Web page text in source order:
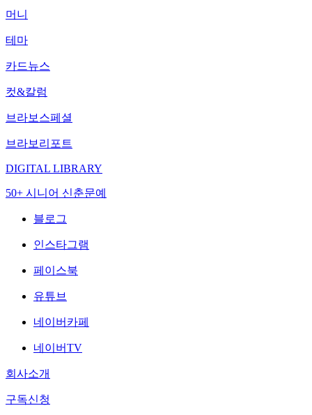
머니
테마
카드뉴스
컷&칼럼
브라보스페셜
브라보리포트
DIGITAL LIBRARY
50+ 시니어 신춘문예
블로그
인스타그램
페이스북
유튜브
네이버카페
네이버TV
회사소개
구독신청